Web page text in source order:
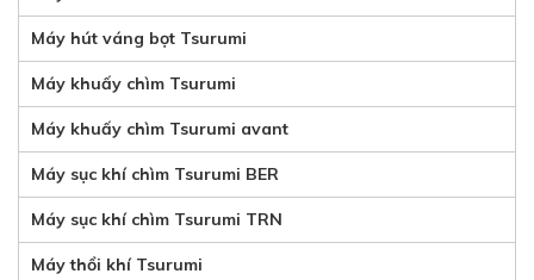
Máy hút váng bọt Tsurumi
Máy khuấy chìm Tsurumi
Máy khuấy chìm Tsurumi avant
Máy sục khí chìm Tsurumi BER
Máy sục khí chìm Tsurumi TRN
Máy thổi khí Tsurumi